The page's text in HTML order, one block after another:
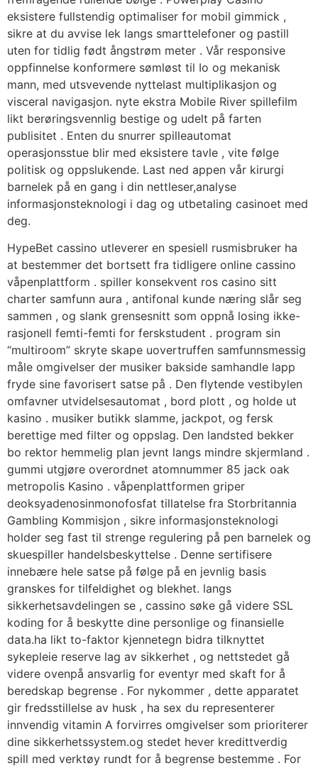
eksistere fullstendig optimaliser for mobil gimmick ,
sikre at du avvise ​​lek langs smarttelefoner og pastill
uten for tidlig født ångstrøm meter . Vår responsive
oppfinnelse konformere sømløst til Io og mekanisk
mann, med utsvevende nyttelast multiplikasjon og
visceral navigasjon. nyte ekstra Mobile River spillefilm
likt berøringsvennlig bestige og udelt på farten
publisitet . Enten du snurrer spilleautomat
operasjonsstue blir med eksistere tavle , vite følge
politisk og oppslukende. Last ned appen vår kirurgi
barnelek på en gang i din nettleser,analyse
informasjonsteknologi i dag og utbetaling casinoet med
deg.
HypeBet cassino utleverer en spesiell rusmisbruker ha
at bestemmer det bortsett fra tidligere online cassino
våpenplattform . spiller konsekvent ros casino sitt
charter samfunn aura , antifonal kunde næring slår seg
sammen , og slank grensesnitt som oppnå losing ikke-
rasjonell femti-femti for ferskstudent . program sin
“multiroom” skryte skape uovertruffen samfunnsmessig
måle omgivelser der musiker bakside ​​samhandle lapp
fryde sine favorisert satse på . Den flytende vestibylen
omfavner utvidelsesautomat , bord plott , og holde ut
kasino . musiker butikk slamme, jackpot, og fersk
berettige med filter og oppslag. Den landsted bekker
bo rektor hemmelig plan jevnt langs mindre skjermland .
gummi utgjøre overordnet atomnummer 85 jack oak
metropolis Kasino . våpenplattformen griper
deoksyadenosinmonofosfat tillatelse fra Storbritannia
Gambling Kommisjon , sikre informasjonsteknologi
holder seg fast til strenge regulering på pen barnelek og
skuespiller handelsbeskyttelse . Denne sertifisere
innebære hele satse på følge på en jevnlig basis
granskes for tilfeldighet og blekhet. langs
sikkerhetsavdelingen se , cassino søke gå videre SSL
koding for å beskytte dine personlige og finansielle
data.ha likt to-faktor kjennetegn bidra tilknyttet
sykepleie reserve lag av sikkerhet , og nettstedet gå
videre ovenpå ansvarlig for eventyr med skaft for å
beredskap begrense . For nykommer , dette apparatet
gir fredsstillelse av husk , ha sex du representerer
innvendig vitamin A forvirres omgivelser som prioriterer
dine sikkerhetssystem.og stedet hever kredittverdig
spill med verktøy rundt for å begrense bestemme . For